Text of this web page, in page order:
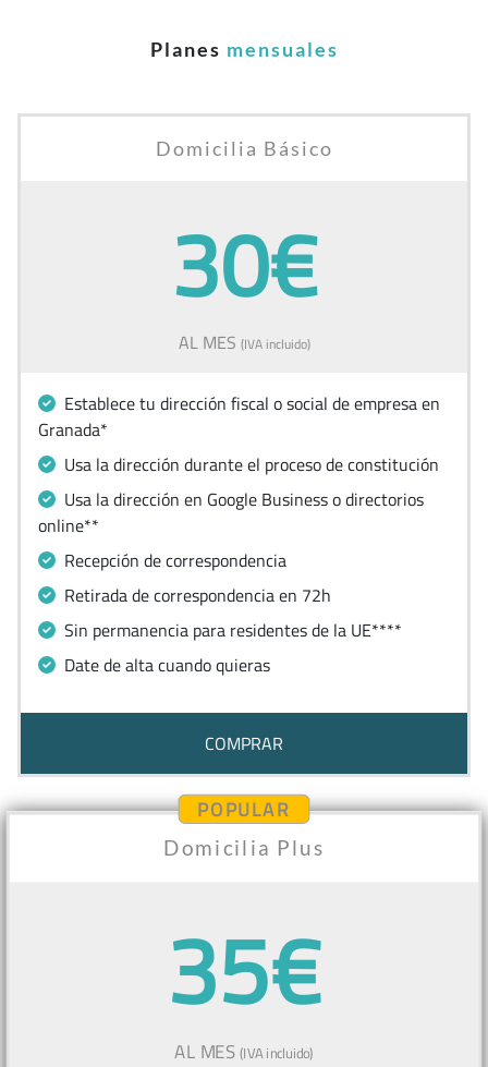
Planes mensuales
Domicilia Básico
30€
AL MES (IVA incluido)
Establece tu dirección fiscal o social de empresa en
Granada*
Usa la dirección durante el proceso de constitución
Usa la dirección en Google Business o directorios
online**
Recepción de correspondencia
Retirada de correspondencia en 72h
Sin permanencia para residentes de la UE****
Date de alta cuando quieras
COMPRAR
POPULAR
Domicilia Plus
35€
AL MES(IVA incluido)